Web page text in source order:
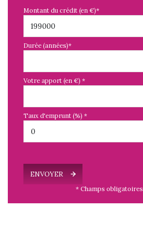
Montant du crédit (en €)*
Durée (années)*
Votre apport (en €) *
Taux d'emprunt (%) *
ENVOYER
* Champs obligatoires